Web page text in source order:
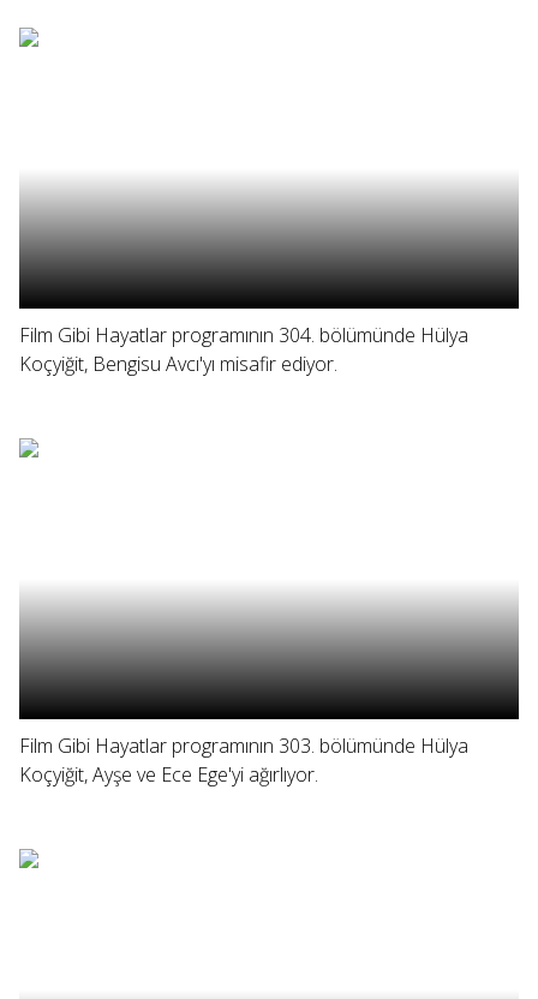
Film Gibi Hayatlar programının 304. bölümünde Hülya
Koçyiğit, Bengisu Avcı'yı misafir ediyor.
Film Gibi Hayatlar programının 303. bölümünde Hülya
Koçyiğit, Ayşe ve Ece Ege'yi ağırlıyor.